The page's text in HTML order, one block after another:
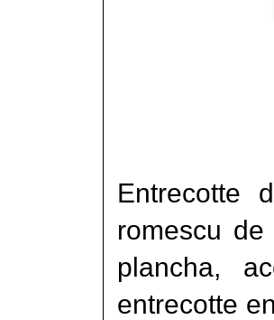
Entrecotte
romescu
plancha,
entrecotte